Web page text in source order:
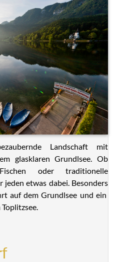
Landschaft mit
glasklaren Grundlsee. Ob
oder traditionelle
etwas dabei. Besonders
auf dem Grundlsee und ein